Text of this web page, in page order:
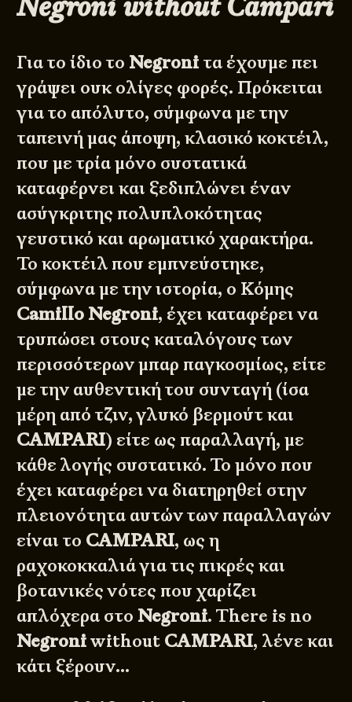
Για το ίδιο το Negroni τα έχουμε πει
γράψει ουκ ολίγες φορές. Πρόκειται
για το απόλυτο, σύμφωνα με την
ταπεινή μας άποψη, κλασικό κοκτέιλ,
που με τρία μόνο συστατικά
καταφέρνει και ξεδιπλώνει έναν
ασύγκριτης πολυπλοκότητας
γευστικό και αρωματικό χαρακτήρα.
Το κοκτέιλ που εμπνεύστηκε,
σύμφωνα με την ιστορία, ο Κόμης
Camillo Negroni, έχει καταφέρει να
τρυπώσει στους καταλόγους των
περισσότερων μπαρ παγκοσμίως, είτε
με την αυθεντική του συνταγή (ίσα
μέρη από τζιν, γλυκό βερμούτ και
CAMPARI) είτε ως παραλλαγή, με
κάθε λογής συστατικό. Το μόνο που
έχει καταφέρει να διατηρηθεί στην
πλειονότητα αυτών των παραλλαγών
είναι το CAMPARI, ως η
ραχοκοκκαλιά για τις πικρές και
βοτανικές νότες που χαρίζει
απλόχερα στο Negroni. There is no
Negroniwithout CAMPARI, λένε και
κάτι ξέρουν…